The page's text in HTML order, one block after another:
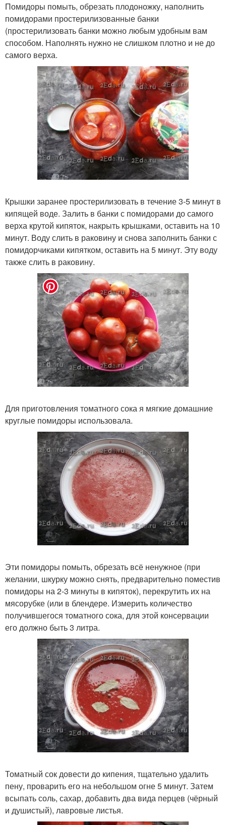
Помидоры помыть, обрезать плодоножку, наполнить
помидорами простерилизованные банки
(простерилизовать банки можно любым удобным вам
способом. Наполнять нужно не слишком плотно и не до
самого верха.
Крышки заранее простерилизовать в течение 3-5 минут в
кипящей воде. Залить в банки с помидорами до самого
верха крутой кипяток, накрыть крышками, оставить на 10
минут. Воду слить в раковину и снова заполнить банки с
помидорчиками кипятком, оставить на 5 минут. Эту воду
также слить в раковину.
Для приготовления томатного сока я мягкие домашние
круглые помидоры использовала.
Эти помидоры помыть, обрезать всё ненужное (при
желании, шкурку можно снять, предварительно поместив
помидоры на 2-3 минуты в кипяток), перекрутить их на
мясорубке (или в блендере. Измерить количество
получившегося томатного сока, для этой консервации
его должно быть 3 литра.
Томатный сок довести до кипения, тщательно удалить
пену, проварить его на небольшом огне 5 минут. Затем
всыпать соль, сахар, добавить два вида перцев (чёрный
и душистый), лавровые листья.